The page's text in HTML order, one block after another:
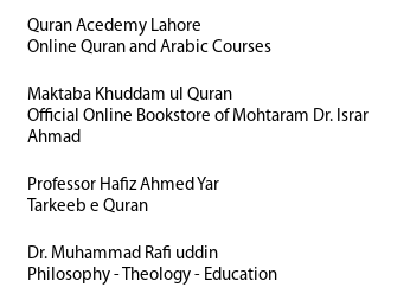
Quran Acedemy Lahore
Online Quran and Arabic Courses
Maktaba Khuddam ul Quran
Official Online Bookstore of Mohtaram Dr. Israr
Ahmad
Professor Hafiz Ahmed Yar
Tarkeeb e Quran
Dr. Muhammad Rafi uddin
Philosophy - Theology - Education